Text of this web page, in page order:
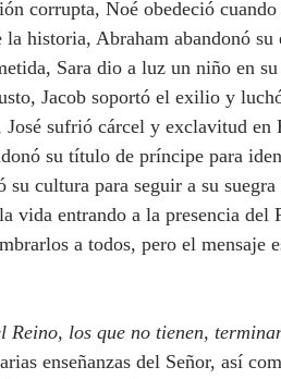
corrupta, Noé obedeció
historia, Abraham abandonó
Sara dio a luz un niño en
Jacob soportó el exilio y
sufrió cárcel y exclavitud en
su título de príncipe para
su cultura para seguir a su
vida entrando a la presencia del
a todos, pero el mensaje
Reino, los que no tienen,
enseñanzas del Señor, así